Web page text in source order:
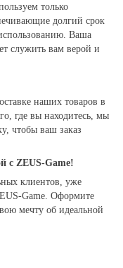
только
долгий срок
Ваша
служить вам верой и
наших товаров в
где вы находитесь, мы
чтобы ваш заказ
с ZEUS-Game!
клиентов, уже
Game. Оформите
мечту об идеальной